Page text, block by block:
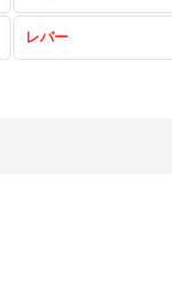
レバー